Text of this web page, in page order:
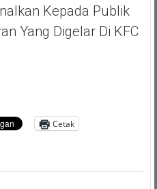
Kepada Publik
Yang Digelar Di KFC
Cetak